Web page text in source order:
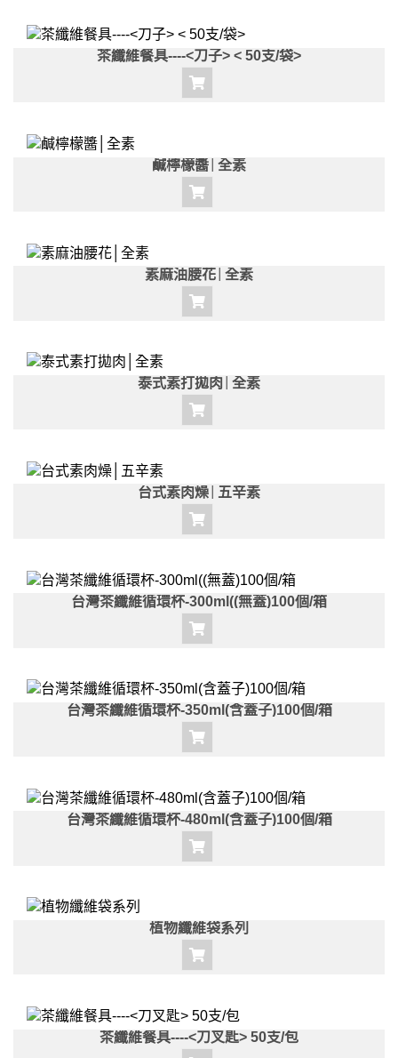
茶纖維餐具----<刀子> < 50支/袋>
鹹檸檬醬│全素
素麻油腰花│全素
泰式素打拋肉│全素
台式素肉燥│五辛素
台灣茶纖維循環杯-300ml((無蓋)100個/箱
台灣茶纖維循環杯-350ml(含蓋子)100個/箱
台灣茶纖維循環杯-480ml(含蓋子)100個/箱
植物纖維袋系列
茶纖維餐具----<刀叉匙> 50支/包